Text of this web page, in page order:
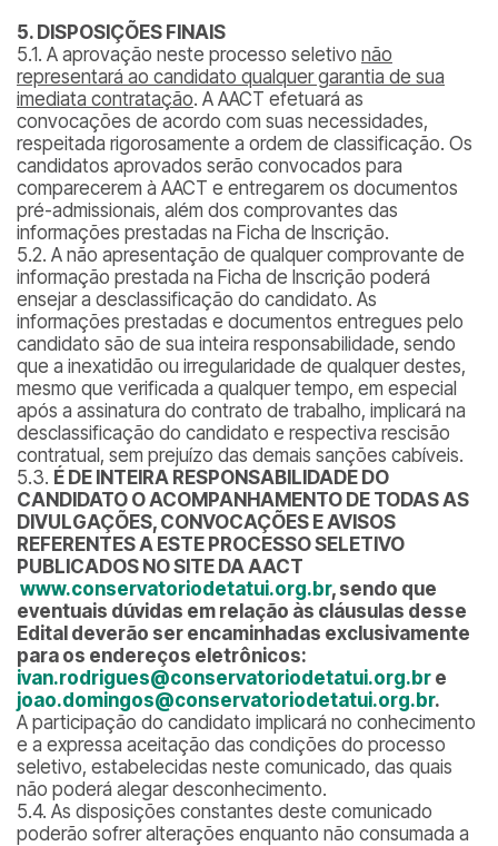
5. DISPOSIÇÕES FINAIS
5.1. A aprovação neste processo seletivo não
representará ao candidato qualquer garantia de sua
imediata contratação. A AACT efetuará as
convocações de acordo com suas necessidades,
respeitada rigorosamente a ordem de classificação. Os
candidatos aprovados serão convocados para
comparecerem à AACT e entregarem os documentos
pré-admissionais, além dos comprovantes das
informações prestadas na Ficha de Inscrição.
5.2. A não apresentação de qualquer comprovante de
informação prestada na Ficha de Inscrição poderá
ensejar a desclassificação do candidato. As
informações prestadas e documentos entregues pelo
candidato são de sua inteira responsabilidade, sendo
que a inexatidão ou irregularidade de qualquer destes,
mesmo que verificada a qualquer tempo, em especial
após a assinatura do contrato de trabalho, implicará na
desclassificação do candidato e respectiva rescisão
contratual, sem prejuízo das demais sanções cabíveis.
5.3. É DE INTEIRA RESPONSABILIDADE DO
CANDIDATO O ACOMPANHAMENTO DE TODAS AS
DIVULGAÇÕES, CONVOCAÇÕES E AVISOS
REFERENTES A ESTE PROCESSO SELETIVO
PUBLICADOS NO SITE DA AACT
www.conservatoriodetatui.org.br, sendo que
eventuais dúvidas em relação às cláusulas desse
Edital deverão ser encaminhadas exclusivamente
para os endereços eletrônicos:
ivan.rodrigues@conservatoriodetatui.org.br e
joao.domingos@conservatoriodetatui.org.br.
A participação do candidato implicará no conhecimento
e a expressa aceitação das condições do processo
seletivo, estabelecidas neste comunicado, das quais
não poderá alegar desconhecimento.
5.4. As disposições constantes deste comunicado
poderão sofrer alterações enquanto não consumada a